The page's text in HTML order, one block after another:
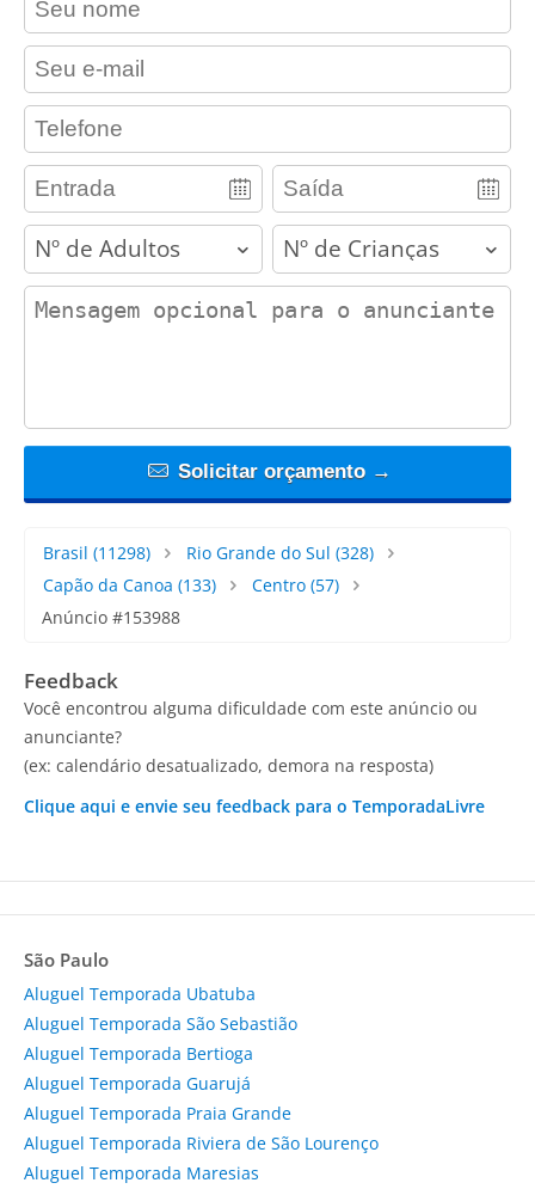
contact_email
contact_phone
adults children
contact_message
Solicitar orçamento →
Brasil (11298) Rio Grande do Sul (328)
Capão da Canoa (133) Centro(57)
Anúncio #153988
Feedback
Você encontrou alguma dificuldade com este anúncio ou
anunciante?
(ex: calendário desatualizado, demora na resposta)
Clique aqui e envie seu feedback para o TemporadaLivre
São Paulo
Aluguel Temporada Ubatuba
Aluguel Temporada São Sebastião
Aluguel Temporada Bertioga
Aluguel Temporada Guarujá
Aluguel Temporada Praia Grande
Aluguel Temporada Riviera de São Lourenço
Aluguel Temporada Maresias